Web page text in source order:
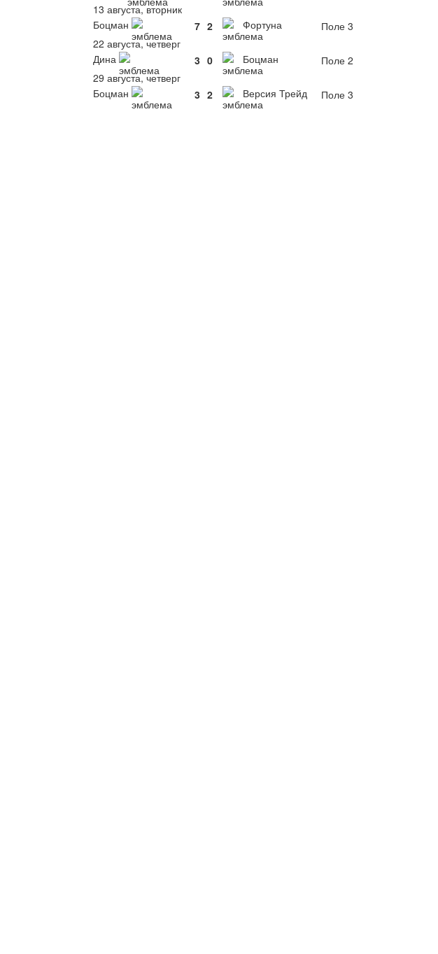
13 августа, вторник
Боцман
7 2 Фортуна
Поле 3
22 августа, четверг
Дина
3 0 Боцман
Поле 2
29 августа, четверг
Боцман
3 2 Версия Трейд Поле 3